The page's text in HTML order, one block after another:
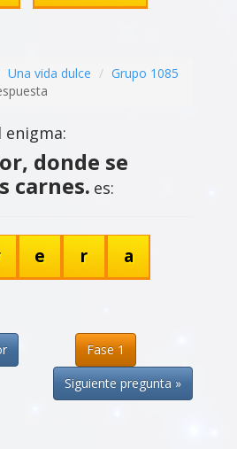
Una vida dulce
Grupo 1085
enigma:
donde se
carnes. es:
e r a
Fase 1
Siguiente pregunta »